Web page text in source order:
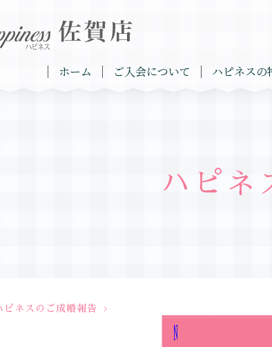
ホーム ご入会について ハピネスの
ハピネ
ピネスのご成婚報告 >
N